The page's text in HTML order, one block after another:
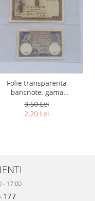
Folie transparenta
bancnote, gama
Grande(A4), cod SH312, 3
compartimente
3,50 Lei
2,20 Lei
- 17:00
177